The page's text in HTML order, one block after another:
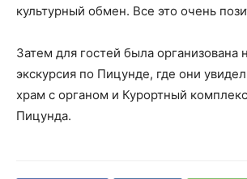
культурный обмен. Все это очень
Затем для гостей была организована
экскурсия по Пицунде, где они
храм с органом и Курортный
Пицунда.